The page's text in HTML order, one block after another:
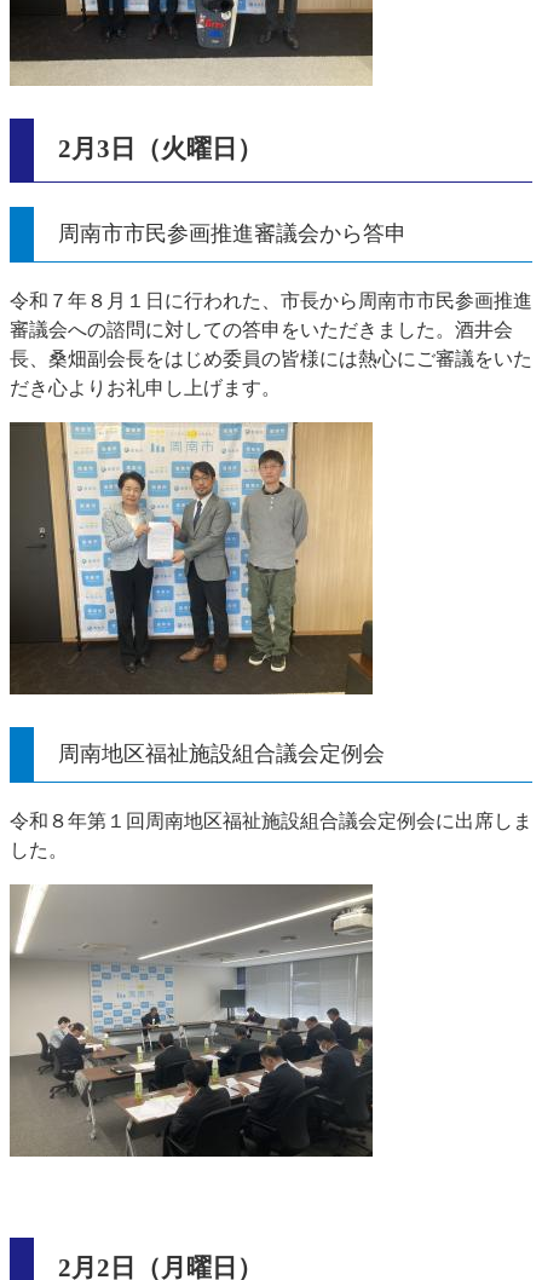
2月3日（火曜日）
周南市市民参画推進審議会から答申
令和７年８月１日に行われた、市長から周南市市民参画推進
審議会への諮問に対しての答申をいただきました。酒井会
長、桑畑副会長をはじめ委員の皆様には熱心にご審議をいた
だき心よりお礼申し上げます。
周南地区福祉施設組合議会定例会
令和８年第１回周南地区福祉施設組合議会定例会に出席しま
した。
2月2日（月曜日）